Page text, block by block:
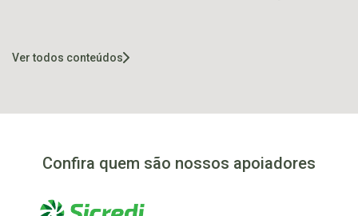
setembro
Ver todos conteúdos
Confira quem são nossos apoiadores